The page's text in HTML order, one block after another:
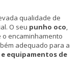
qualidade de
O seu punho oco,
o encaminhamento
adequado para a
equipamentos de